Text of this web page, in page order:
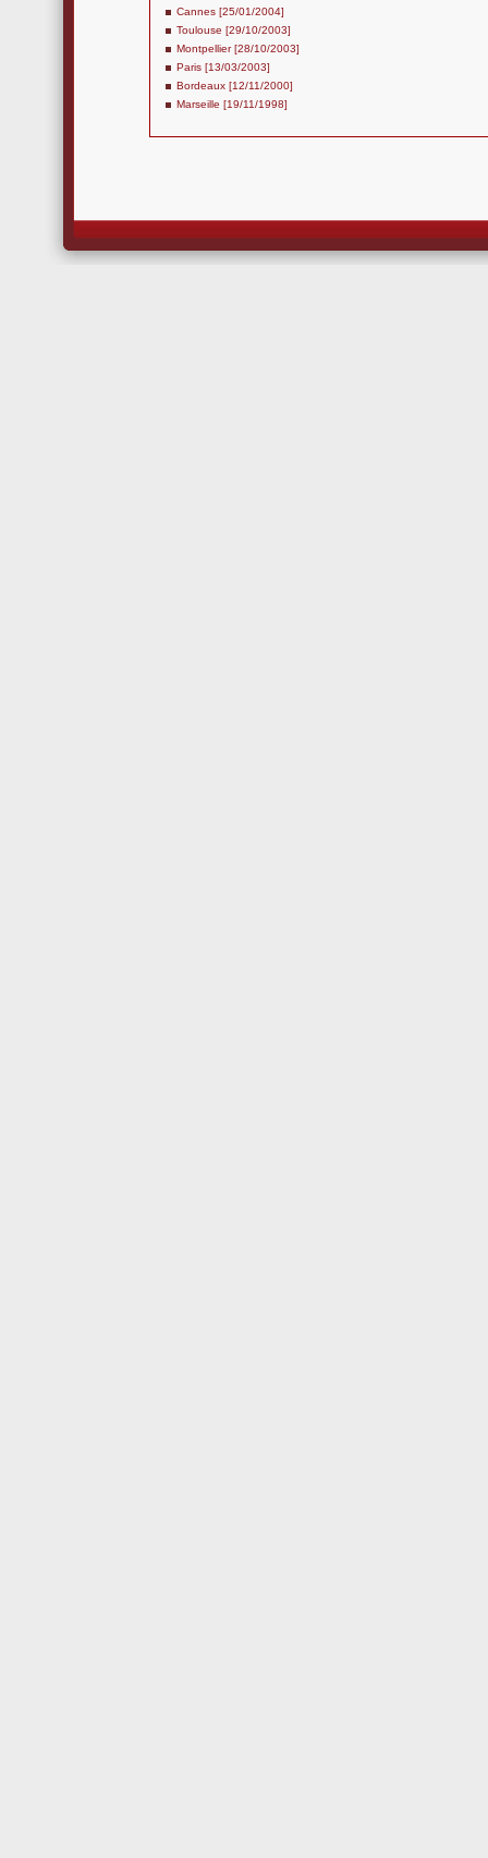
Cannes [25/01/2004]
Toulouse [29/10/2003]
Montpellier [28/10/2003]
Paris [13/03/2003]
Bordeaux [12/11/2000]
Marseille [19/11/1998]